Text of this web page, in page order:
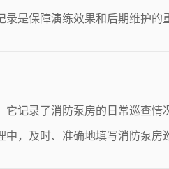
是保障演练效果和后期维护的
记录了消防泵房的日常巡查情
中，及时、准确地填写消防泵房